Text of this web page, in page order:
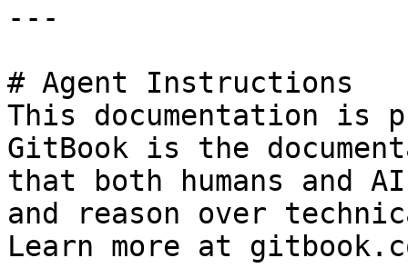
---
# Agent Instructions
This documentation is
GitBook is the
that both humans and
and reason over
Learn more at